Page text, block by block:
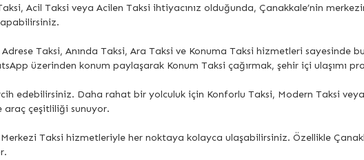
Acil Taksi veya Acilen Taksi ihtiyacınız olduğunda, Çanakkale’nin
Taksi, Anında Taksi, Ara Taksi ve Konuma Taksi hizmetleri sayesinde
üzerinden konum paylaşarak Konum Taksi çağırmak, şehir içi ulaşımı
edebilirsiniz. Daha rahat bir yolculuk için Konforlu Taksi, Modern Taksi
araç çeşitliliği sunuyor.
Taksi hizmetleriyle her noktaya kolayca ulaşabilirsiniz. Özellikle